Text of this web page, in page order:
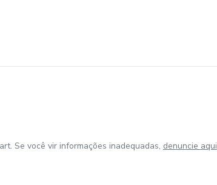
Se você vir informações inadequadas, denuncie aqui